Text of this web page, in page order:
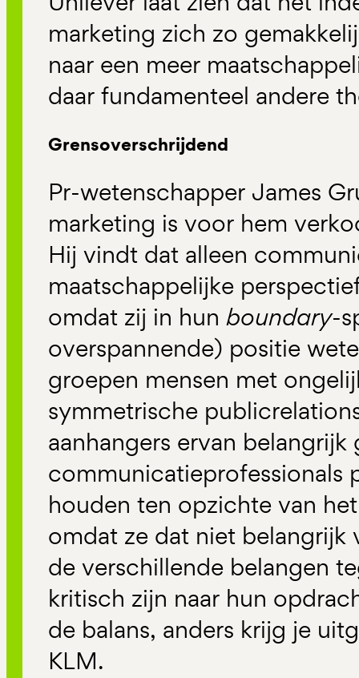
marketing zich zo
naar een meer
daar fundamenteel andere
Grensoverschrijdend
Pr-wetenschapper James
marketing is voor hem
Hij vindt dat alleen
maatschappelijke
omdat zij in hun boundary-
overspannende) positie
groepen mensen met
symmetrische
aanhangers ervan
communicatieprofessionals
houden ten opzichte van
omdat ze dat niet belangrijk
de verschillende belangen
kritisch zijn naar hun
de balans, anders krijg je
KLM.